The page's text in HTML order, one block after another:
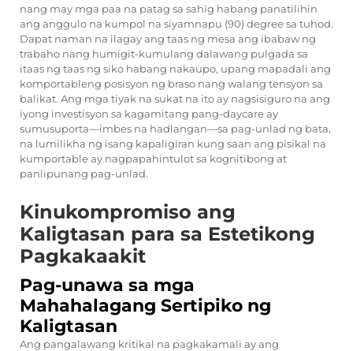
nang may mga paa na patag sa sahig habang panatilihin
ang anggulo na kumpol na siyamnapu (90) degree sa tuhod.
Dapat naman na ilagay ang taas ng mesa ang ibabaw ng
trabaho nang humigit-kumulang dalawang pulgada sa
itaas ng taas ng siko habang nakaupo, upang mapadali ang
komportableng posisyon ng braso nang walang tensyon sa
balikat. Ang mga tiyak na sukat na ito ay nagsisiguro na ang
iyong investisyon sa kagamitang pang-daycare ay
sumusuporta—imbes na hadlangan—sa pag-unlad ng bata,
na lumilikha ng isang kapaligiran kung saan ang pisikal na
kumportable ay nagpapahintulot sa kognitibong at
panlipunang pag-unlad.
Kinukompromiso ang
Kaligtasan para sa Estetikong
Pagkakaakit
Pag-unawa sa mga
Mahahalagang Sertipiko ng
Kaligtasan
Ang pangalawang kritikal na pagkakamali ay ang